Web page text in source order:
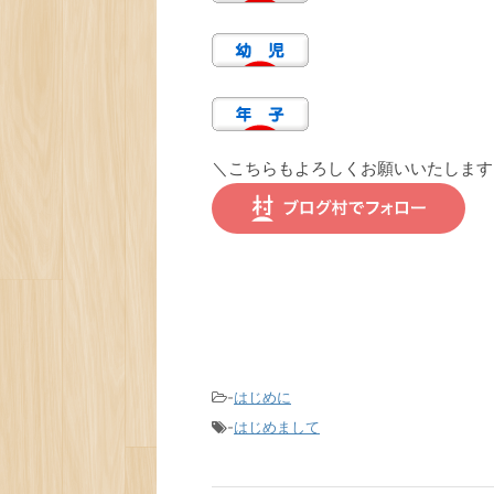
＼こちらもよろしくお願いいたしま
-はじめに
-はじめまして